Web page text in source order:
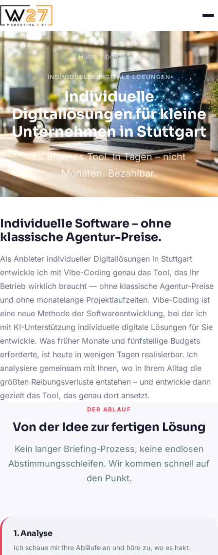
Home›Vibe-Coding
INDIVIDUELLE DIGITALE LÖSUNGEN
Individuelle
Digitallösungen für kleine
Unternehmen in Stuttgart
Ihr eigenes Tool. In Tagen – nicht
Monaten. Bezahlbar.
Individuelle Software – ohne
klassische Agentur-Preise.
Als Anbieter individueller Digitallösungen in Stuttgart
entwickle ich mit Vibe-Coding genau das Tool, das Ihr
Betrieb wirklich braucht — ohne klassische Agentur-Preise
und ohne monatelange Projektlaufzeiten. Vibe-Coding ist
eine neue Methode der Softwareentwicklung, bei der ich
mit KI-Unterstützung individuelle digitale Lösungen für Sie
entwickle. Was früher Monate und fünfstellige Budgets
erforderte, ist heute in wenigen Tagen realisierbar. Ich
analysiere gemeinsam mit Ihnen, wo in Ihrem Alltag die
größten Reibungsverluste entstehen – und entwickle dann
gezielt das Tool, das genau dort ansetzt.
DER ABLAUF
Von der Idee zur fertigen Lösung
Kein langer Briefing-Prozess, keine endlosen
Abstimmungsschleifen. Wir kommen schnell auf
den Punkt.
1. Analyse
Ich schaue mir Ihre Abläufe an und höre zu, wo es hakt.